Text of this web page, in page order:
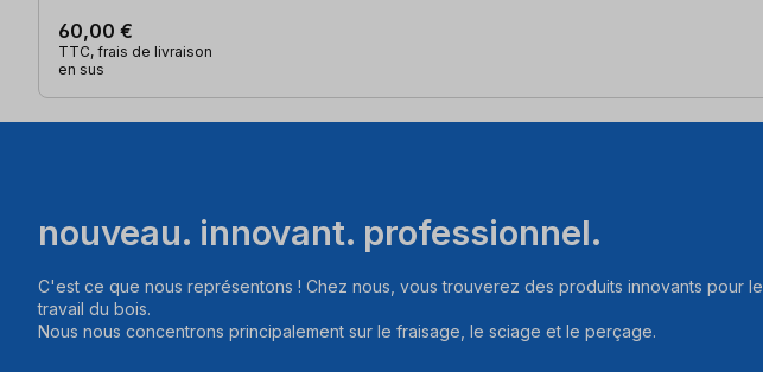
60,00 €
TTC, frais de livraison
en sus
nouveau. innovant. professionnel.
C'est ce que nous représentons ! Chez nous, vous trouverez des produits innovants pour le
travail du bois.
Nous nous concentrons principalement sur le fraisage, le sciage et le perçage.